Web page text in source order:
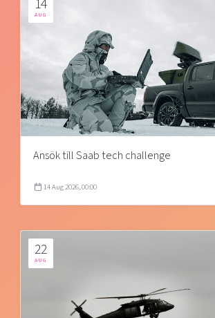
14
AUG
Ansök till Saab tech challenge
14 Aug 2026, 00:00
22
AUG